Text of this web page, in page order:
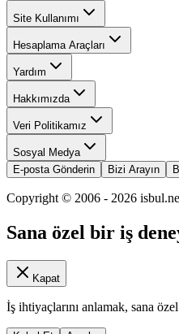
Site Kullanımı
Hesaplama Araçları
Yardım
Hakkımızda
Veri Politikamız
Sosyal Medya
E-posta Gönderin
Bizi Arayın
Copyright © 2006 - 2026
Sana özel bir iş
Kapat
İş ihtiyaçlarını anlamak, sana